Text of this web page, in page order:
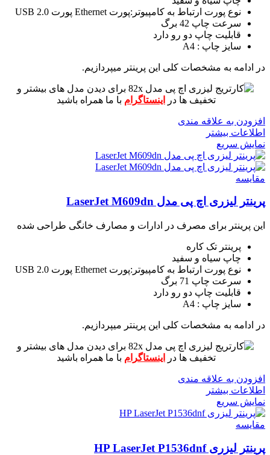
نوع پورت ارتباط به کامپیوتر:پورت Ethernet پورت USB 2.0
سرعت چاپ 42 برگ
قابلیت چاپ دو رو دارد
سایز چاپ : A4
در ادامه به مشخصات کلی این پرینتر میپردازیم.
برای دیدن مدل های بیشتر و
تخفیف ها در
اینستاگرام با ما همراه باشید
افزودن به علاقه مندی
اطلاعات بیشتر
نمایش سریع
مقايسه
پرینتر لیزری اچ پی مدل LaserJet M609dn
این پرینتر برای مصرف در ادارات و مصارف خانگی طراحی شده
پرینتر تک کاره
چاپ سیاه و سفید
نوع پورت ارتباط به کامپیوتر:پورت Ethernet پورت USB 2.0
سرعت چاپ 71 برگ
قابلیت چاپ دو رو دارد
سایز چاپ : A4
در ادامه به مشخصات کلی این پرینتر میپردازیم.
برای دیدن مدل های بیشتر و
تخفیف ها در
اینستاگرام با ما همراه باشید
افزودن به علاقه مندی
اطلاعات بیشتر
نمایش سریع
مقايسه
پرینتر لیزری HP LaserJet P1536dnf